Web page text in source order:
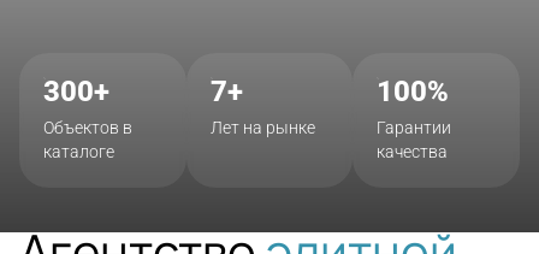
300+
Объектов в
каталоге
7+
Лет на рынке
100%
Гарантии
качества